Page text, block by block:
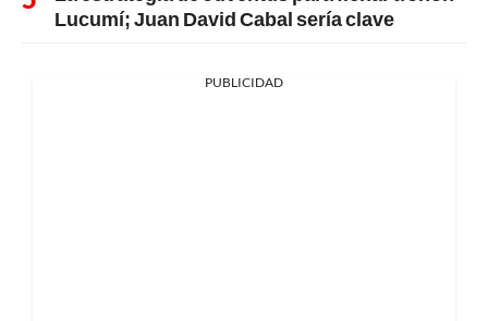
Lucumí; Juan David Cabal sería clave
PUBLICIDAD